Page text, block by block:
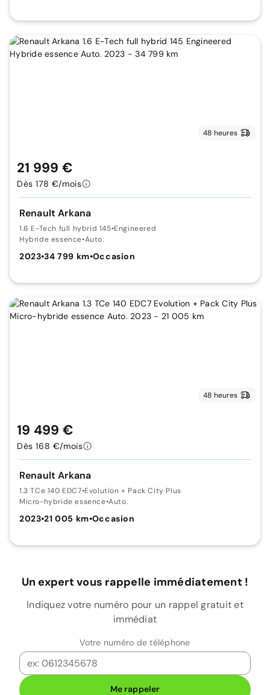
48 heures
Renault Arkana
1.6 E-Tech full hybrid 145•Engineered
Hybride essence•Auto.
2023•34 799 km•Occasion
21 999 €
Dès 178 €/mois
48 heures
Renault Arkana
1.3 TCe 140 EDC7•Evolution + Pack City Plus
Micro-hybride essence•Auto.
2023•21 005 km•Occasion
19 499 €
Dès 168 €/mois
Un expert vous rappelle immédiatement !
Indiquez votre numéro pour un rappel gratuit et
immédiat
Votre numéro de téléphone
Me rappeler